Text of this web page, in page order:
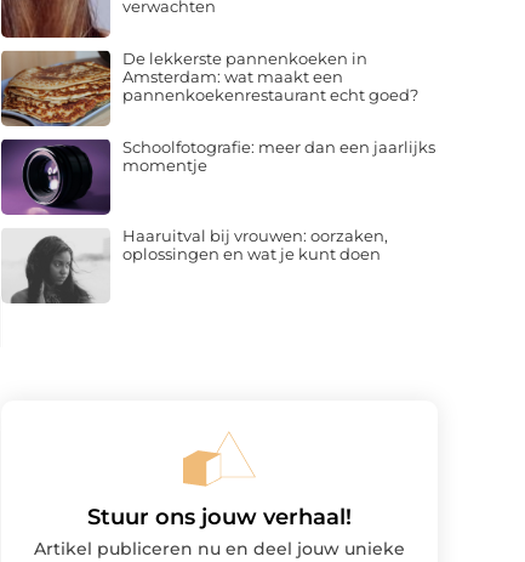
verwachten
De lekkerste pannenkoeken in
Amsterdam: wat maakt een
pannenkoekenrestaurant echt goed?
Schoolfotografie: meer dan een jaarlijks
momentje
Haaruitval bij vrouwen: oorzaken,
oplossingen en wat je kunt doen
Stuur ons jouw verhaal!
Artikel publiceren nu en deel jouw unieke